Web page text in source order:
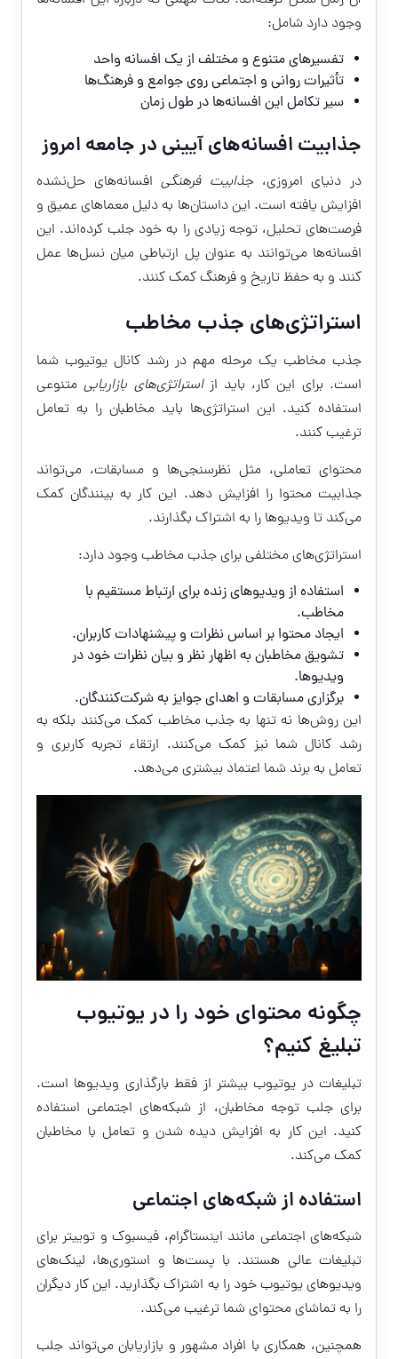
وجود دارد شامل:
تفسیرهای متنوع و مختلف از یک افسانه واحد
تأثیرات روانی و اجتماعی روی جوامع و فرهنگ‌ها
سیر تکامل این افسانه‌ها در طول زمان
جذابیت افسانه‌های آیینی در جامعه امروز
در دنیای امروزی، جذابیت فرهنگیافسانه‌های حل‌نشده
افزایش یافته است. این داستان‌ها به دلیل معماهای عمیق و
فرصت‌های تحلیل، توجه زیادی را به خود جلب کرده‌اند. این
افسانه‌ها می‌توانند به عنوان پل ارتباطی میان نسل‌ها عمل
کنند و به حفظ تاریخ و فرهنگ کمک کنند.
استراتژی‌های جذب مخاطب
جذب مخاطب یک مرحله مهم در رشد کانال یوتیوب شما
است. برای این کار، باید ازاستراتژی‌های بازاریابیمتنوعی
استفاده کنید. این استراتژی‌ها باید مخاطبان را به تعامل
ترغیب کنند.
محتوای تعاملی، مثل نظرسنجی‌ها و مسابقات، می‌تواند
جذابیت محتوا را افزایش دهد. این کار به بینندگان کمک
می‌کند تا ویدیوها را به اشتراک بگذارند.
استراتژی‌های مختلفی برای جذب مخاطب وجود دارد:
استفاده از ویدیوهای زنده برای ارتباط مستقیم با
مخاطب.
ایجاد محتوا بر اساس نظرات و پیشنهادات کاربران.
تشویق مخاطبان به اظهار نظر و بیان نظرات خود در
ویدیوها.
برگزاری مسابقات و اهدای جوایز به شرکت‌کنندگان.
این روش‌ها نه تنها به جذب مخاطب کمک می‌کنند بلکه به
رشد کانال شما نیز کمک می‌کنند. ارتقاء تجربه کاربری و
تعامل به برند شما اعتماد بیشتری می‌دهد.
چگونه محتوای خود را در یوتیوب
تبلیغ کنیم؟
تبلیغات در یوتیوب بیشتر از فقط بارگذاری ویدیوها است.
برای جلب توجه مخاطبان، از شبکه‌های اجتماعی استفاده
کنید. این کار به افزایش دیده شدن و تعامل با مخاطبان
کمک می‌کند.
استفاده از شبکه‌های اجتماعی
شبکه‌های اجتماعی مانند اینستاگرام، فیسبوک و توییتر برای
تبلیغات عالی هستند. با پست‌ها و استوری‌ها، لینک‌های
ویدیوهای یوتیوب خود را به اشتراک بگذارید. این کار دیگران
را به تماشای محتوای شما ترغیب می‌کند.
همچنین، همکاری با افراد مشهور و بازاریابان می‌تواند جلب